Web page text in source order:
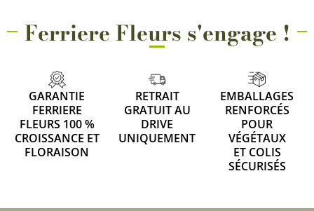
Ferriere Fleurs s'engage !
GARANTIE
FERRIERE
FLEURS 100 %
CROISSANCE ET
FLORAISON
RETRAIT
GRATUIT AU
DRIVE
UNIQUEMENT
EMBALLAGES
RENFORCÉS
POUR
VÉGÉTAUX
ET COLIS
SÉCURISÉS